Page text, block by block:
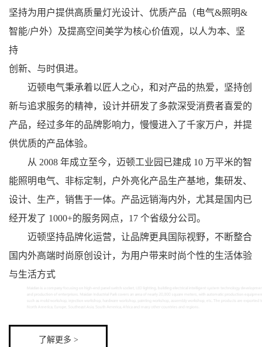
坚持为用户提供高质量灯光设计、优质产品（电气&照明&
智能/户外）及提高空间美学为核心价值观，以人为本、坚
持
创新、与时俱进。
迈顿电气秉承着以匠人之心，和对产品的热爱，坚持创
新与追求服务的精神，设计并研发了多款深受消费者喜爱的
产品，经过多年的品牌影响力，慢慢进入了千家万户，并提
供优质的产品体验。
从 2008 年成立至今，迈顿工业园已建成 10 万平米的智
能照明电气、非标定制，户外亮化产品生产基地，集研发、
设计、生产，销售于一体。产品远销海内外，尤其是国内已
经开发了 1000+的服务网点，17 个省级分公司。
迈顿坚持品牌化运营，让品牌更具国际视野，不断整合
国内外高端时尚原创设计，为用户带来时尚个性的生活体验
与生活方式
了解更多 >